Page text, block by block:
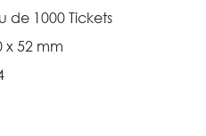
de 1000 Tickets
x 52 mm